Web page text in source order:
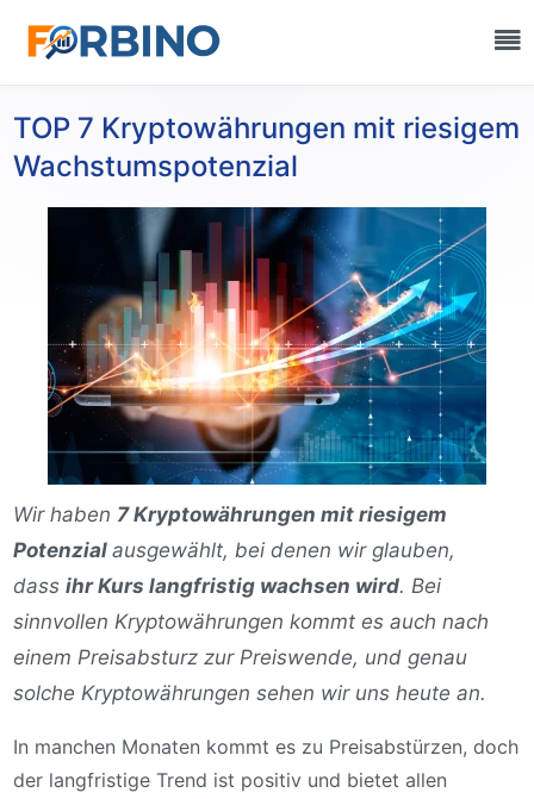
TOP 7 Kryptowährungen mit riesigem
Wachstumspotenzial
Wir haben 7 Kryptowährungen mit riesigem
Potenzial ausgewählt, bei denen wir glauben,
dass ihr Kurs langfristig wachsen wird. Bei
sinnvollen Kryptowährungen kommt es auch nach
einem Preisabsturz zur Preiswende, und genau
solche Kryptowährungen sehen wir uns heute an.
In manchen Monaten kommt es zu Preisabstürzen, doch
der langfristige Trend ist positiv und bietet allen